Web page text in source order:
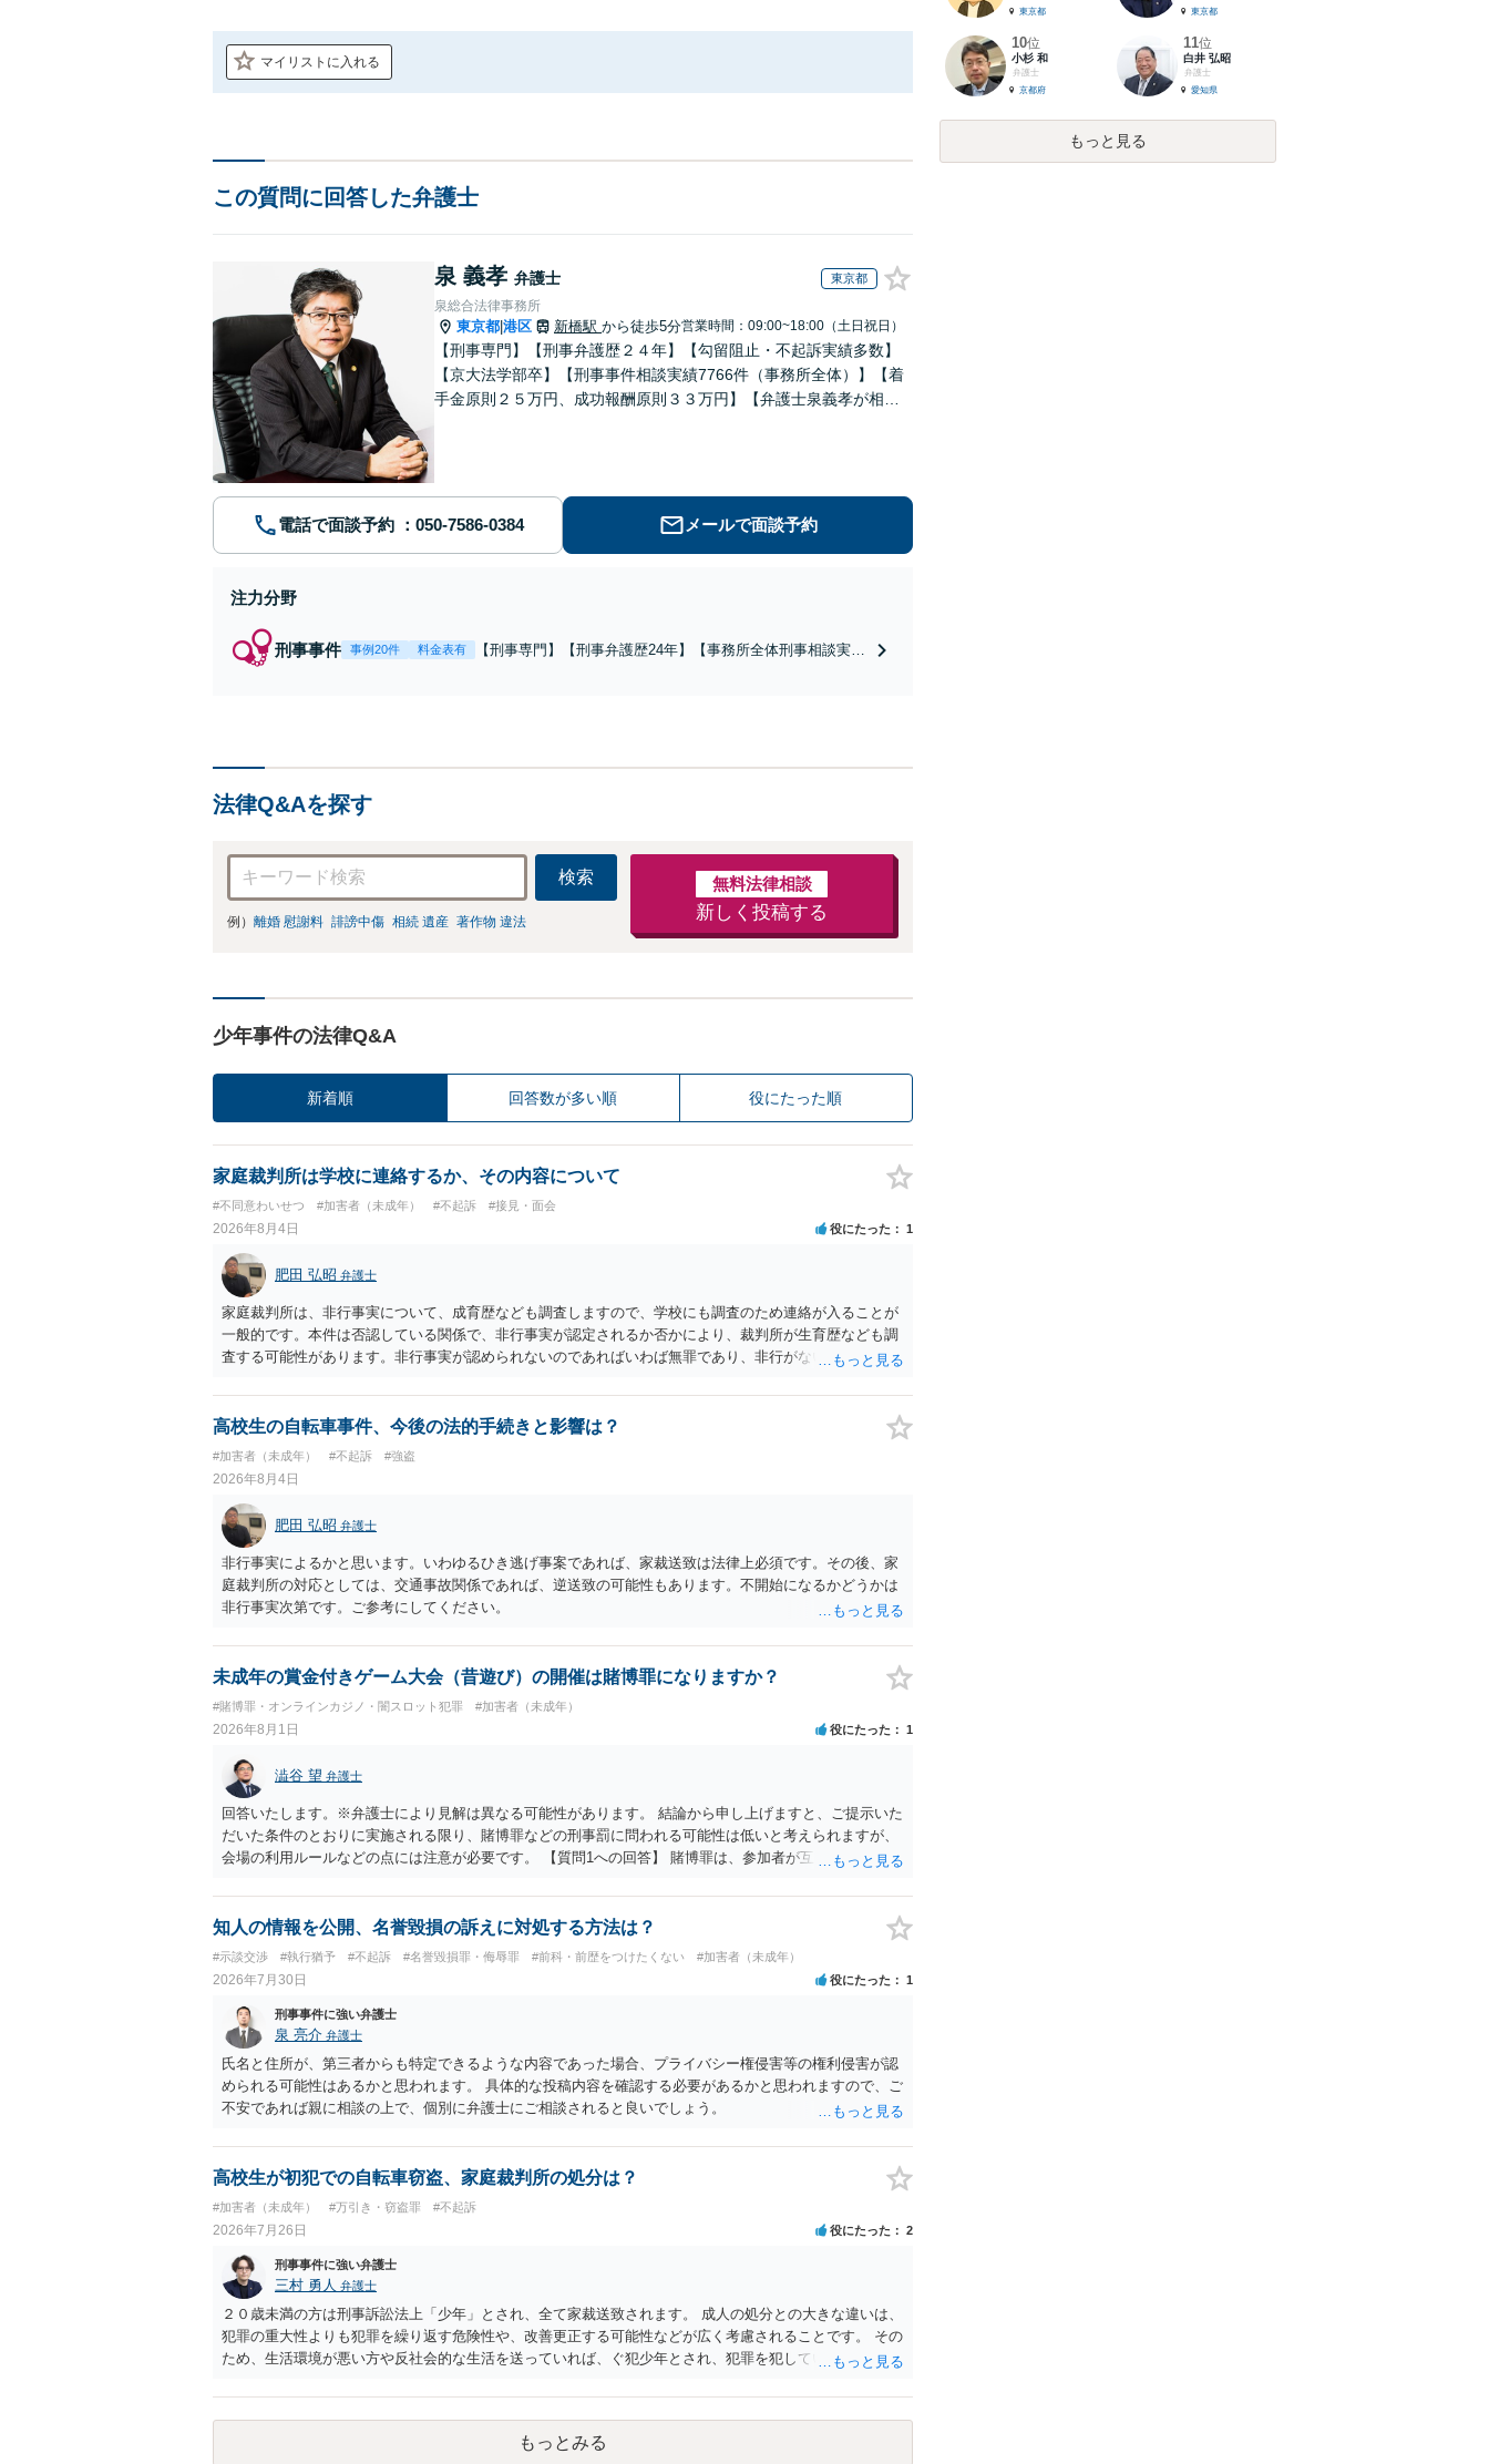
マイリストに入れる
この質問に回答した弁護士
泉 義孝 弁護士 東京都
泉総合法律事務所
東京都 港区 新橋駅 から徒歩5分営業時間：09:00~18:00（土日祝日）
【刑事専門】【刑事弁護歴２４年】【勾留阻止・不起訴実績多数】
【京大法学部卒】【刑事事件相談実績7766件（事務所全体）】【着
手金原則２５万円、成功報酬原則３３万円】【弁護士泉義孝が相
電話で面談予約 メールで面談予約
注力分野
刑事事件 事例20件 料金表有
【刑事専門】【刑事弁護歴24年】【事務所全体刑事相談実績
法律Q&Aを探す
検索
例） 離婚 慰謝料 誹謗中傷 相続 遺産 著作物 違法
無料法律相談
新しく投稿する
少年事件の法律Q&A
新着順 回答数が多い順 役にたった順
家庭裁判所は学校に連絡するか、その内容について
#不同意わいせつ #加害者（未成年） #不起訴 #接見・面会
2026年8月4日 役にたった 1
肥田 弘昭 弁護士
家庭裁判所は、非行事実について、成育歴なども調査しますので、学校にも調査のため連絡が入ることが
一般的です。本件は否認している関係で、非行事実が認定されるか否かにより、裁判所が生育歴なども調
査する可能性があります。非行事実が認められないのであればいわば無罪であり、非行がないのですか
高校生の自転車事件、今後の法的手続きと影響は？
#加害者（未成年） #不起訴 #強盗
2026年8月4日
肥田 弘昭 弁護士
非行事実によるかと思います。いわゆるひき逃げ事案であれば、家裁送致は法律上必須です。その後、家
庭裁判所の対応としては、交通事故関係であれば、逆送致の可能性もあります。不開始になるかどうかは
非行事実次第です。ご参考にしてください。
未成年の賞金付きゲーム大会（昔遊び）の開催は賭博罪になりますか？
#賭博罪・オンラインカジノ・闇スロット犯罪 #加害者（未成年）
2026年8月1日 役にたった 1
澁谷 望 弁護士
回答いたします。※弁護士により見解は異なる可能性があります。 結論から申し上げますと、ご提示いた
だいた条件のとおりに実施される限り、賭博罪などの刑事罰に問われる可能性は低いと考えられますが、
会場の利用ルールなどの点には注意が必要です。 【質問1への回答】 賭博罪は、参加者が互いに財物を賭
参加者からの参加費が全額会場レンタル費用に充てられて賞金原資と完全に分離されている場合、参加者
が自らの財物を失うリスクが存在しないため賭博罪には該当しないとする見解が一般的です。また、利益
は生じにくいものの、民事・行政上の観点から以下の点が考慮されます。景品表示法については事業者が
顧客を誘引するためのものではないため対象外と考えられますが、自治会館の利用規約（目的外利用や金
銭徴収の可否など）への抵触が問題となることがあります。 【質問3への回答】 主催者としての注意点と
して、まず参加費がすべて会場代の実費に充てられている記録（領収書や収支の管理）を残し、賞金原資
とは無関係であることを明確にしておくことが大切です。また、自治会館の管理者に対し、参加費の集金
を含む利用目的を事前に正確に伝えて了解を得ておくのが賢明です。
知人の情報を公開、名誉毀損の訴えに対処する方法は？
#示談交渉 #執行猶予 #不起訴 #名誉毀損罪・侮辱罪 #前科・前歴をつけたくない #加害者（未成年）
2026年7月30日 役にたった 1
刑事事件に強い弁護士
泉 亮介 弁護士
氏名と住所が、第三者からも特定できるような内容であった場合、プライバシー権侵害等の権利侵害が認
められる可能性はあるかと思われます。 具体的な投稿内容を確認する必要があるかと思われますので、ご
不安であれば親に相談の上で、個別に弁護士にご相談されると良いでしょう。
高校生が初犯での自転車窃盗、家庭裁判所の処分は？
#加害者（未成年） #万引き・窃盗罪 #不起訴
2026年7月26日 役にたった 2
刑事事件に強い弁護士
三村 勇人 弁護士
２０歳未満の方は刑事訴訟法上「少年」とされ、全て家裁送致されます。 成人の処分との大きな違いは、
犯罪の重大性よりも犯罪を繰り返す危険性や、改善更正する可能性などが広く考慮されることです。 その
ため、生活環境が悪い方や反社会的な生活を送っていれば、ぐ犯少年とされ、犯罪を犯していなくとも、
で、適切なアドバイスがしにくいのですが、通常初犯の自転車窃盗で生活環境が整っていれば、審判不開
始か不処分となる可能性はあります。
もっとみる
東京都
東京都
10位
小杉 和
弁護士
京都府
11位
白井 弘昭
弁護士
愛知県
もっと見る